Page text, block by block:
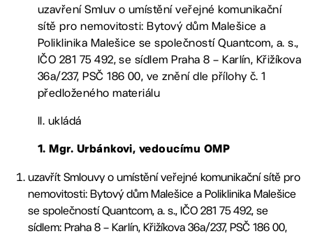
uzavření Smluv o umístění veřejné komunikační
sítě pro nemovitosti: Bytový dům Malešice a
Poliklinika Malešice se společností Quantcom, a. s.,
IČO 281 75 492, se sídlem Praha 8 – Karlín, Křižíkova
36a/237, PSČ 186 00, ve znění dle přílohy č. 1
předloženého materiálu
II. ukládá
1. Mgr. Urbánkovi, vedoucímu OMP
uzavřít Smlouvy o umístění veřejné komunikační sítě pro
nemovitosti: Bytový dům Malešice a Poliklinika Malešice
se společností Quantcom, a. s., IČO 281 75 492, se
sídlem: Praha 8 – Karlín, Křižíkova 36a/237, PSČ 186 00,